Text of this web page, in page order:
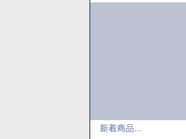
新着商品...